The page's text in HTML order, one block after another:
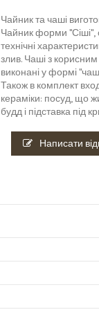
Чайник та чаші
Чайник форми
технічні
злив. Чаші з
виконані у формі
Також в комплект
кераміки: посуд, що
будд і підставка під
Написати